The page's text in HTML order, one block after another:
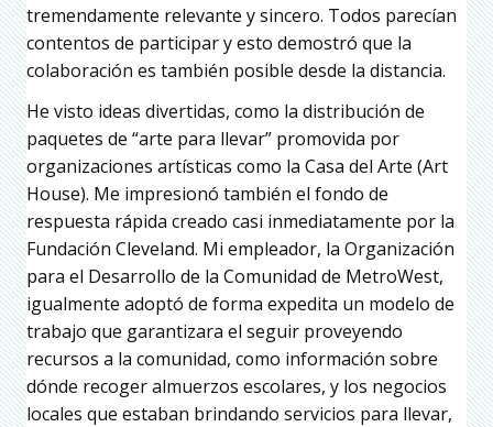
tremendamente relevante y sincero. Todos parecían
contentos de participar y esto demostró que la
colaboración es también posible desde la distancia.
He visto ideas divertidas, como la distribución de
paquetes de “arte para llevar” promovida por
organizaciones artísticas como la Casa del Arte (Art
House). Me impresionó también el fondo de
respuesta rápida creado casi inmediatamente por la
Fundación Cleveland. Mi empleador, la Organización
para el Desarrollo de la Comunidad de MetroWest,
igualmente adoptó de forma expedita un modelo de
trabajo que garantizara el seguir proveyendo
recursos a la comunidad, como información sobre
dónde recoger almuerzos escolares, y los negocios
locales que estaban brindando servicios para llevar,